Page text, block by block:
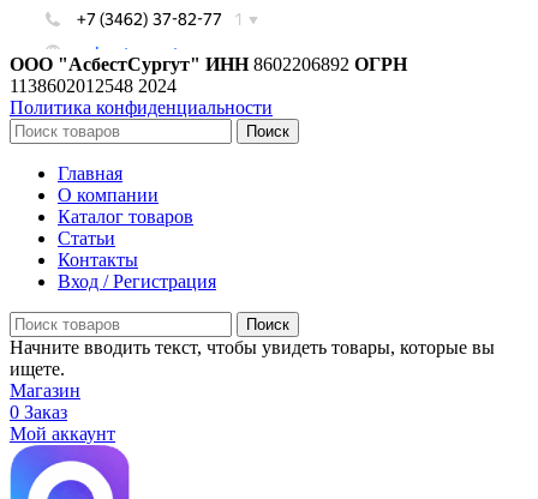
ООО "АсбестСургут" ИНН8602206892 ОГРН
1138602012548 2024
Политика конфиденциальности
Поиск
Главная
О компании
Каталог товаров
Статьи
Контакты
Вход / Регистрация
Поиск
Начните вводить текст, чтобы увидеть товары, которые вы
ищете.
Магазин
0 Заказ
Мой аккаунт